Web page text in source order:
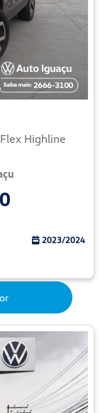
Highline
2023/2024